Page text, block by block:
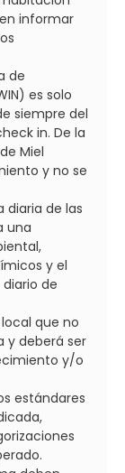
informar
de
es solo
siempre del
in. De la
Miel
y no se
diaria de las
una
y el
de
que no
y deberá ser
y/o
estándares